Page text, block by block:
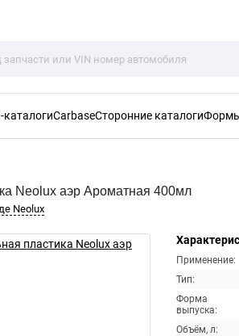
каталогиCarbaseСторонние каталоги
Neolux аэр Ароматная 400мл
Neolux
Применение:
Тип:
Форма
выпуска:
Объём, л: